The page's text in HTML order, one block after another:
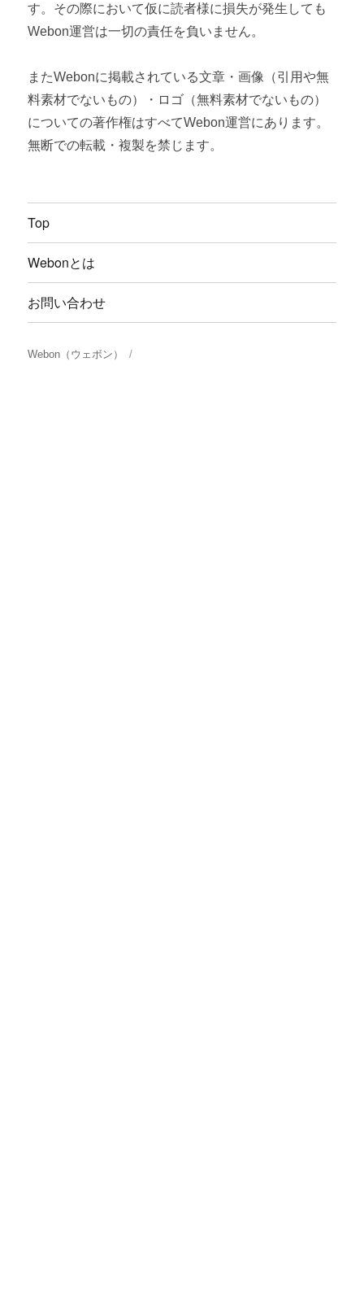
す。その際において仮に読者様に損失が発生しても
Webon運営は一切の責任を負いません。
またWebonに掲載されている文章・画像（引用や無
料素材でないもの）・ロゴ（無料素材でないもの）
についての著作権はすべてWebon運営にあります。
無断での転載・複製を禁じます。
Top
Webonとは
お問い合わせ
Webon（ウェボン）